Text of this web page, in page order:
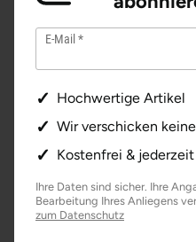
E-Mail
Hochwertige Artikel
Wir verschicken
Kostenfrei &
Ihre Daten sind sicher. Ihre
Bearbeitung Ihres Anliegens
zum Datenschutz